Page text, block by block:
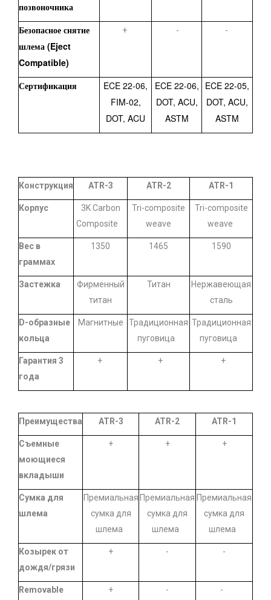
позвоночника
Безопасное снятие
шлема (Eject
Compatible)
+ - -
Сертификация
ECE 22-06,
FIM-02,
DOT, ACU
ECE 22-06,
DOT, ACU,
ASTM
ECE 22-05,
DOT, ACU,
ASTM
Конструкция ATR-3 ATR-2 ATR-1
Корпус
3K Carbon
Composite
Tri-composite
weave
Tri-composite
weave
Вес в
граммах
1350 1465 1590
Застежка
Фирменный
титан
Титан
Нержавеющая
сталь
D-образные
кольца
Магнитные
Традиционная
пуговица
Традиционная
пуговица
Гарантия 3
года
+ + +
Преимущества ATR-3 ATR-2 ATR-1
Съемные
моющиеся
вкладыши
+ + +
Сумка для
шлема
Премиальная
сумка для
шлема
Премиальная
сумка для
шлема
Премиальная
сумка для
шлема
Козырек от
дождя/грязи
+ - -
Removable
+ - -